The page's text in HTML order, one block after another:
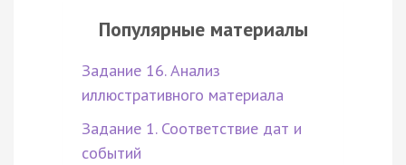
Популярные материалы
Задание 16. Анализ
иллюстративного материала
Задание 1. Соответствие дат и
событий